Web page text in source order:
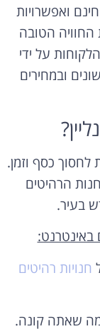
ואפשרויות
הטובה
על ידי
ובמחירים
לחסוך כסף וזמן.
הרהיטים
בעיר.
באינטרנט:
חנויות רהיטים
שאתה קונה.